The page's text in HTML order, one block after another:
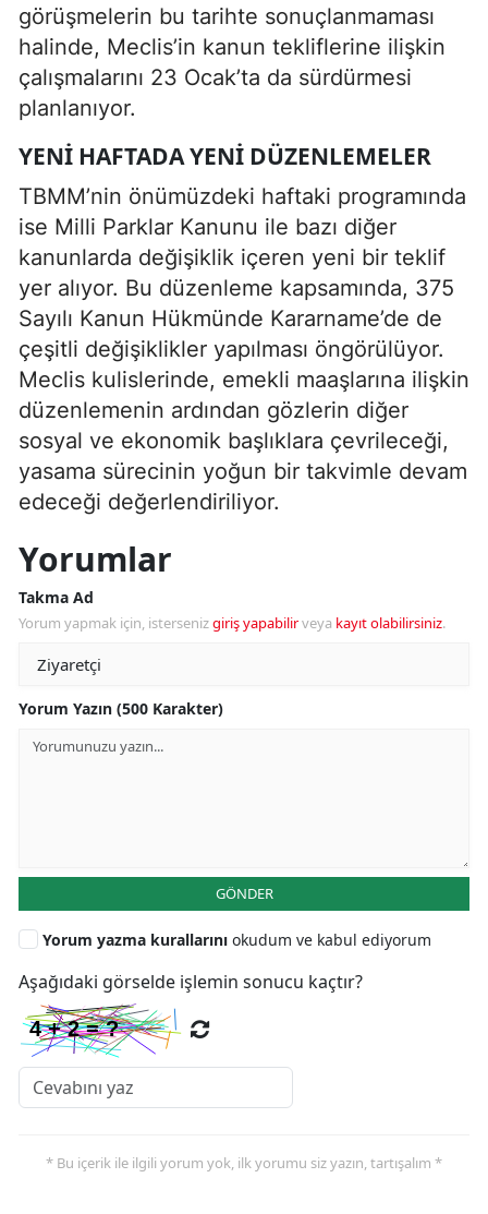
görüşmelerin bu tarihte sonuçlanmaması
halinde, Meclis’in kanun tekliflerine ilişkin
çalışmalarını 23 Ocak’ta da sürdürmesi
planlanıyor.
YENI HAFTADA YENI DÜZENLEMELER
TBMM’nin önümüzdeki haftaki programında
ise Milli Parklar Kanunu ile bazı diğer
kanunlarda değişiklik içeren yeni bir teklif
yer alıyor. Bu düzenleme kapsamında, 375
Sayılı Kanun Hükmünde Kararname’de de
çeşitli değişiklikler yapılması öngörülüyor.
Meclis kulislerinde, emekli maaşlarına ilişkin
düzenlemenin ardından gözlerin diğer
sosyal ve ekonomik başlıklara çevrileceği,
yasama sürecinin yoğun bir takvimle devam
edeceği değerlendiriliyor.
Yorumlar
Takma Ad
Yorum yapmak için, istersenizgiriş yapabilirveya kayıt olabilirsiniz.
Yorum Yazın (500 Karakter)
GÖNDER
Yorum yazma kurallarını okudum ve kabul ediyorum
Aşağıdaki görselde işlemin sonucu kaçtır?
* Bu içerik ile ilgili yorum yok, ilk yorumu siz yazın, tartışalım *